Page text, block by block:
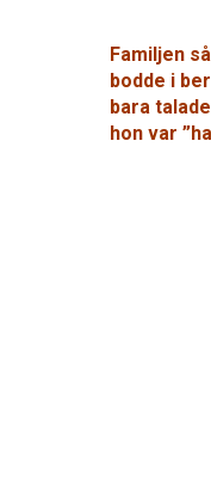
Familjen
bodde i
bara
hon var